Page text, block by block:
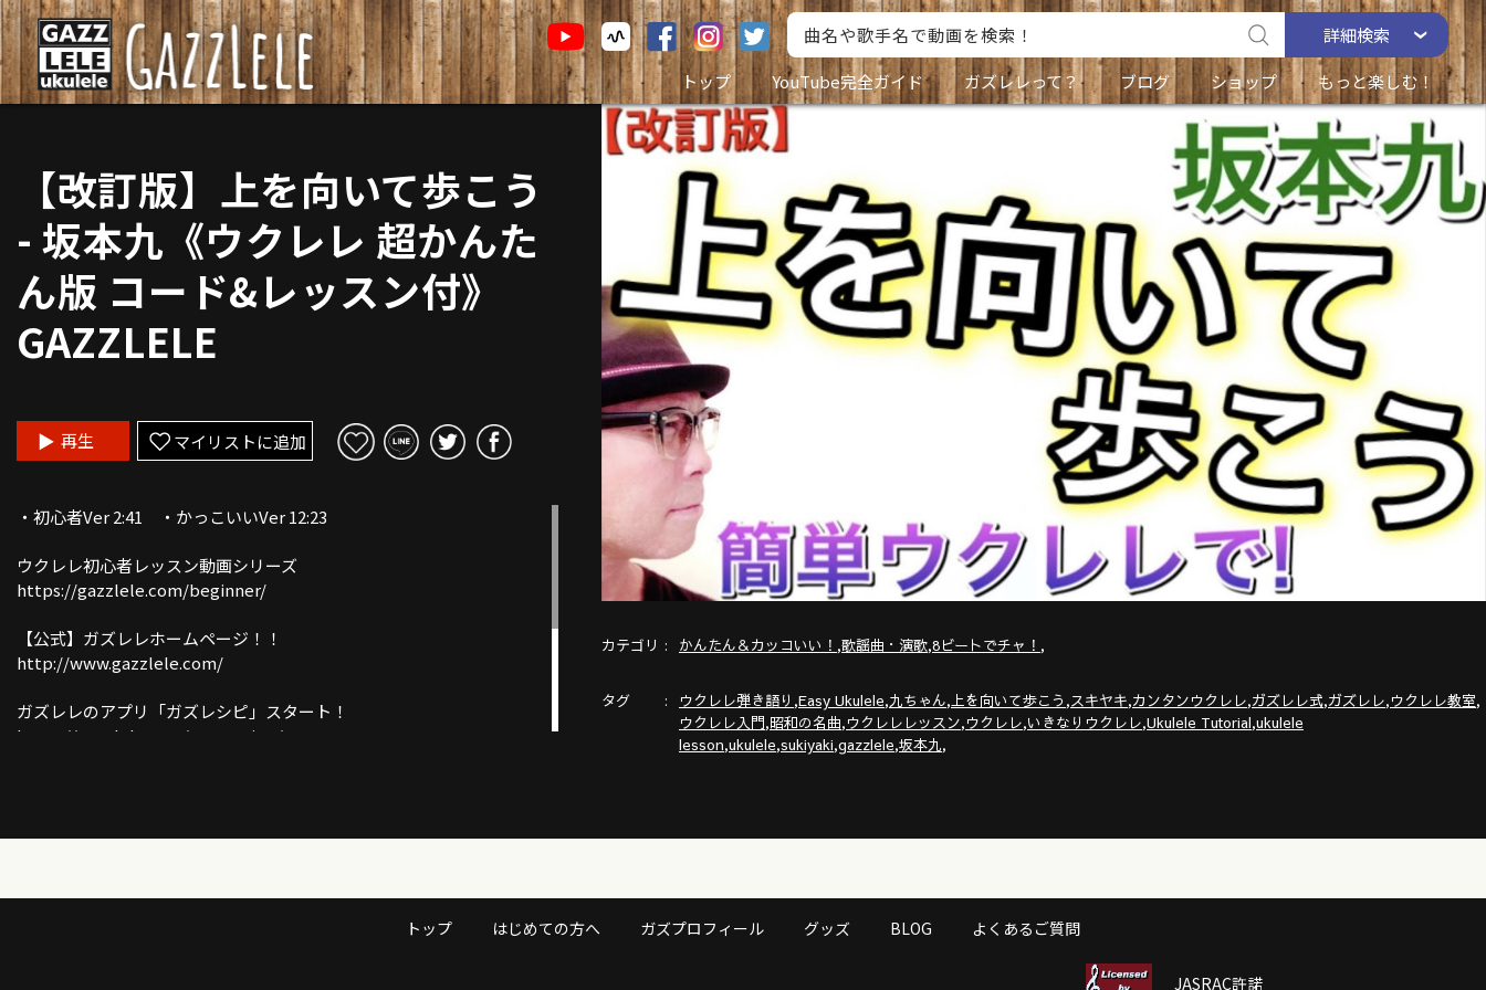
詳細検索
トップ
YouTube完全ガイド ガズレレって？ ブログ ショップ もっと楽しむ！
カテゴリ かんたん＆カッコいい！ ,歌謡曲・演歌,8ビートでチャ！ ,
タグ ウクレレ弾き語り ,Easy Ukulele,九ちゃん,上を向いて歩こう ,スキヤキ,カンタンウクレレ,ガズレレ式,ガズレレ,ウクレレ教室,
ウクレレ入門,昭和の名曲,ウクレレレッスン,ウクレレ,いきなりウクレレ,Ukulele Tutorial,ukulele
lesson,ukulele,sukiyaki,gazzlele,坂本九,
【改訂版】上を向いて歩こう
- 坂本九《ウクレレ 超かんた
ん版 コード&レッスン付》
GAZZLELE
再生 マイリストに追加
・初心者Ver 2:41 ・かっこいいVer 12:23
ウクレレ初心者レッスン動画シリーズ
https://gazzlele.com/beginner/
【公式】ガズレレホームページ！！
http://www.gazzlele.com/
ガズレレのアプリ「ガズレシピ」スタート！
https://gazzlele.com/gazzrecipe/
GD_HKq_ZQRHA
トップ はじめての方へ ガズプロフィール グッズ BLOG よくあるご質問
JASRAC許諾